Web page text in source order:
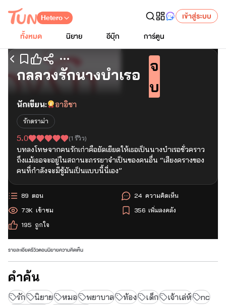
Hetero
เข้าสู่ระบบ
ทั้งหมด
นิยาย อีบุ๊ก การ์ตูน
เริ่มอ่านตอนแรก
กลลวงรักนางบำเรอ
จ
บ
นักเขียน: อาอิชา
รักดราม่า
5.0 (1 รีวิว)
บทลงโทษจากคนรักเก่าคือยัดเยียดให้เธอเป็นนางบำเรอชั่วคราว
ถึงแม้เธอจะอยู่ในสถานะภรรยาจำเป็นของคนอื่น “เสียงครางของ
คนที่กำลังจะมีชู้มันเป็นแบบนี้นี่เอง”
ตอน
89
เข้าชม
73K
ถูกใจ
195
ความคิดเห็น
24
เพิ่มลงคลัง
356
รายละเอียดรีวิวตอนนิยายความคิดเห็น
คำค้น
รัก นิยาย หมอ พยาบาล ท้อง เด็ก เจ้าเล่ห์
nc